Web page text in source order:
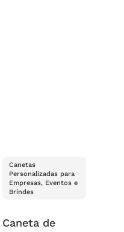
Canetas
Personalizadas para
Empresas, Eventos e
Brindes
Caneta de